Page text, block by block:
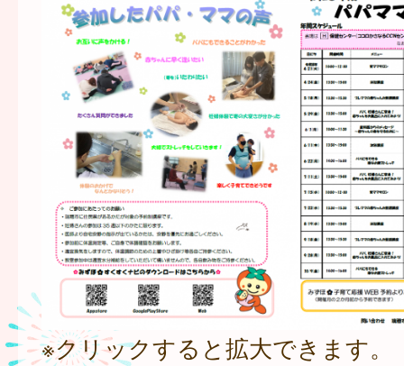
※クリックすると拡大できます。